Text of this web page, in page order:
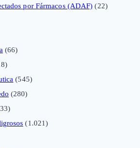
por Fármacos (ADAF) (22)
(66)
(545)
(280)
(1.021)